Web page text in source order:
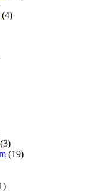
44
33
produtos
1919
1